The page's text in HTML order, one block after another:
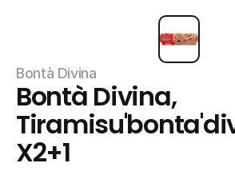
Bontà Divina
Bontà Divina,
X2+1